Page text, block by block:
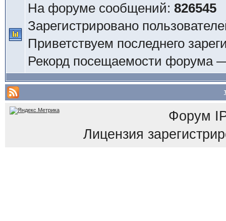
На форуме сообщений: 826545
Зарегистрировано
Приветствуем последнего
Рекорд посещаемости форума
Форум
Лицензия